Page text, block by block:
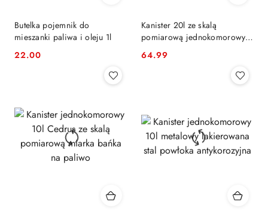
Butelka pojemnik do
mieszanki paliwa i oleju 1l
Cena:
22.00
Kanister 20l ze skalą
pomiarową jednokomorowy
Cena:
64.99